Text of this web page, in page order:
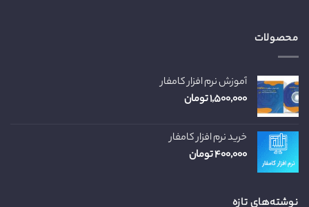
محصولات
آموزش نرم افزار کامفار
۱,۵۰۰,۰۰۰تومان
خرید نرم افزار کامفار
۴۰۰,۰۰۰تومان
نوشته‌های تازه